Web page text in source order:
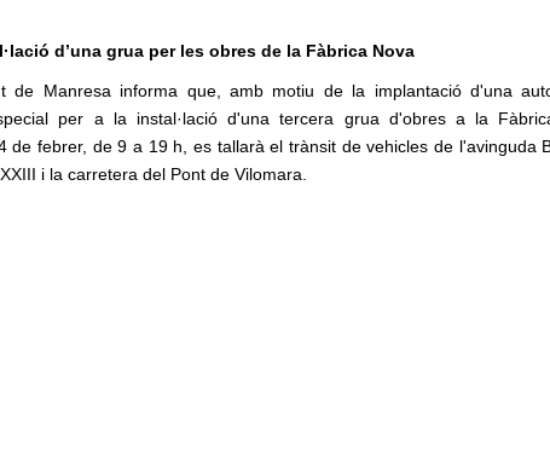
d’una grua per les obres de la Fàbrica Nova
de Manresa informa que, amb motiu de la implantació d'una
per a la instal·lació d'una tercera grua d'obres a la
de febrer, de 9 a 19 h, es tallarà el trànsit de vehicles de l'avinguda
i la carretera del Pont de Vilomara.